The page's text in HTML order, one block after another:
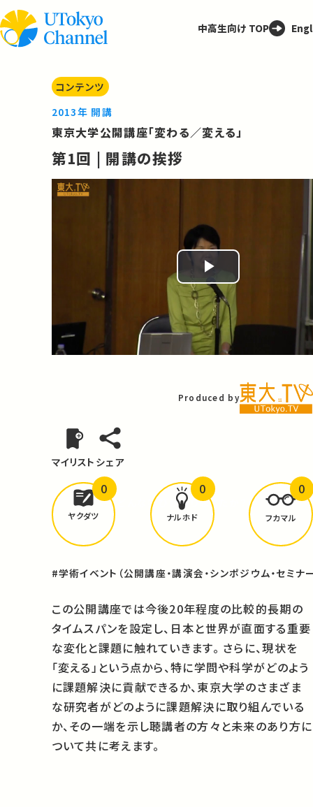
中高生向け TOP
コンテンツ
2013年 開講
東京大学公開講座「変わる／変える」
第1回 | 開講の挨拶
Play
Video
Produced by
マイリスト シェア
どんな学びがありましたか？
ヤクダツ
0
ナルホド
0
フカマル
0
#学術イベント（公開講座・講演会・シンポジウム・セミナ
この公開講座では今後20年程度の比較的長期の
タイムスパンを設定し、日本と世界が直面する重要
な変化と課題に触れていきます。 さらに、現状を
「変える」という点から、特に学問や科学がどのよう
に課題解決に貢献できるか、東京大学のさまざま
な研究者がどのように課題解決に取り組んでいる
か、その一端を示し聴講者の方々と未来のあり方に
ついて共に考えます。